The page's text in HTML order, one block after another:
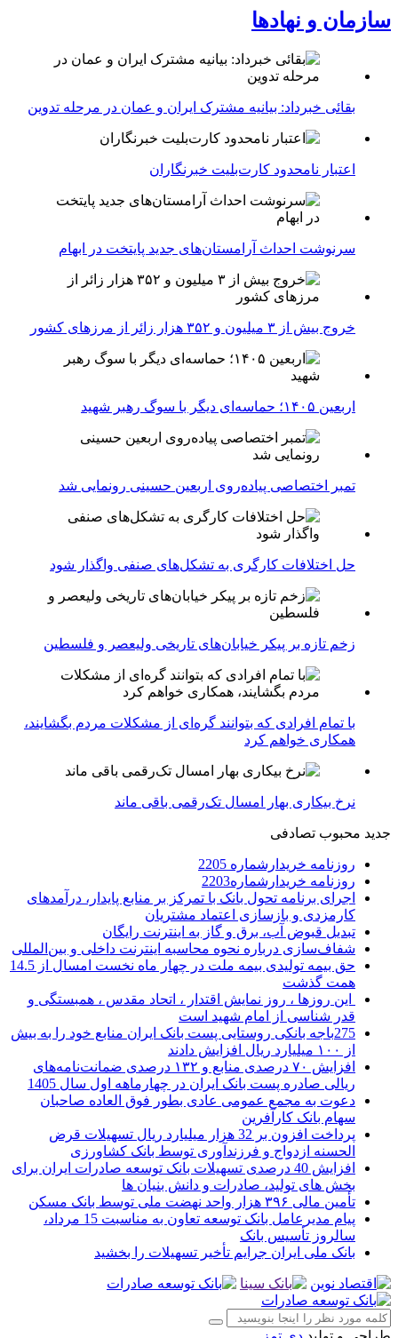
سازمان و نهادها
بقائی خبرداد: بیانیه مشترک ایران و عمان در مرحله تدوین
اعتبار نامحدود کارت‌بلیت خبرنگاران
سرنوشت احداث آرامستان‌های جدید پایتخت در ابهام
خروج بیش از ۳ میلیون و ۳۵۲ هزار زائر از مرزهای کشور
اربعین ۱۴۰۵؛ حماسه‌ای دیگر با سوگ رهبر شهید
تمبر اختصاصی پیاده‌روی اربعین حسینی رونمایی شد
حل اختلافات کارگری به تشکل‌های صنفی واگذار شود
زخم تازه بر پیکر خیابان‌های تاریخی ولیعصر و فلسطین
با تمام افرادی که بتوانند گره‌ای از مشکلات مردم بگشایند،
همکاری خواهم کرد
نرخ بیکاری بهار امسال تک‌رقمی باقی ماند
جدید محبوب تصادفی
روزنامه خریدارشماره 2205
روزنامه خریدارشماره2203
اجرای برنامه تحول بانک با تمرکز بر منابع پایدار، درآمدهای
کارمزدی و بازسازی اعتماد مشتریان
تبدیل قبوض آب، برق و گاز به اینترنت رایگان
شفاف‌سازی درباره نحوه محاسبه اینترنت داخلی و بین‌المللی
حق بیمه تولیدی بیمه ملت در چهار ماه نخست امسال از 14.5
همت گذشت
این روزها ، روز نمایش اقتدار ، اتحاد مقدس ، همبستگی و
قدر شناسی از امام شهید است
275باجه بانکی روستایی پست بانک ایران منابع خود را به بیش
از ۱۰۰ میلیارد ریال افزایش دادند
افزایش ۷۰ درصدی منابع و ۱۳۲ درصدی ضمانت‌نامه‌های
ریالی صادره پست بانک ایران در چهارماهه اول سال 1405
دعوت به مجمع عمومی عادی بطور فوق العاده صاحبان
سهام بانک کارآفرین
پرداخت افزون بر 32 هزار میلیارد ریال تسهیلات قرض
الحسنه ازدواج و فرزندآوری توسط بانک کشاورزی
افزایش 40 درصدی تسهیلات بانک توسعه صادرات ایران برای
بخش های تولید، صادرات و دانش بنیان ها
تأمین مالی ۳۹۶ هزار واحد نهضت ملی توسط بانک مسکن
پیام مدیرعامل بانک توسعه تعاون به مناسبت 15 مرداد،
سالروز تأسیس بانک
بانک ملی ایران جرایم تأخیر تسهیلات را بخشید